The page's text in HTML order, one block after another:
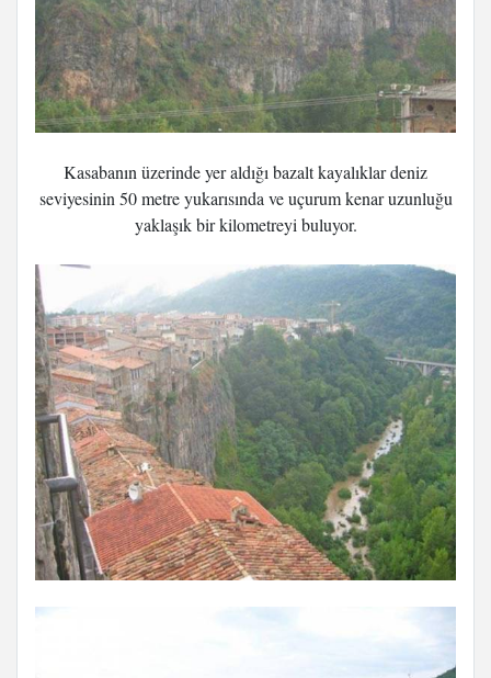
Kasabanın üzerinde yer aldığı bazalt kayalıklar deniz
seviyesinin 50 metre yukarısında ve uçurum kenar uzunluğu
yaklaşık bir kilometreyi buluyor.